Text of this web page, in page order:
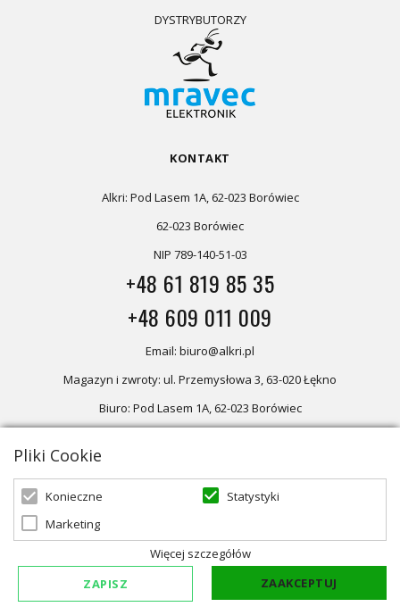
DYSTRYBUTORZY
KONTAKT
Alkri: Pod Lasem 1A, 62-023 Borówiec
62-023 Borówiec
NIP 789-140-51-03
+48 61 819 85 35
+48 609 011 009
Email: biuro@alkri.pl
Magazyn i zwroty: ul. Przemysłowa 3, 63-020 Łękno
Biuro: Pod Lasem 1A, 62-023 Borówiec
Oferta skierowana dla firm, w przypadku zakupów detalicznych
Pliki Cookie
Konieczne
Statystyki
Marketing
Więcej szczegółów
ZAPISZ
ZAAKCEPTUJ
© 2026 ALKRI | Powered byzentoshop